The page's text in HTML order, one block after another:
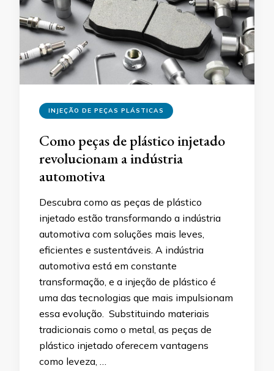
INJEÇÃO DE PEÇAS PLÁSTICAS
Como peças de plástico injetado
revolucionam a indústria
automotiva
Descubra como as peças de plástico
injetado estão transformando a indústria
automotiva com soluções mais leves,
eficientes e sustentáveis. A indústria
automotiva está em constante
transformação, e a injeção de plástico é
uma das tecnologias que mais impulsionam
essa evolução. Substituindo materiais
tradicionais como o metal, as peças de
plástico injetado oferecem vantagens
como leveza, …